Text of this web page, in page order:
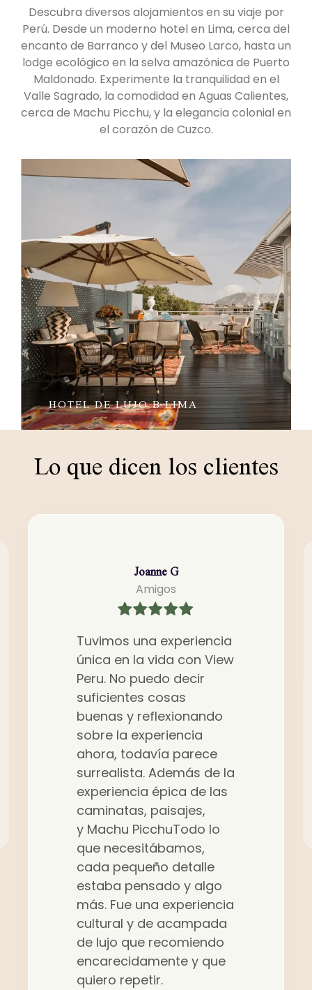
Descubra diversos alojamientos en su viaje por
Perú. Desde un moderno hotel en Lima, cerca del
encanto de Barranco y del Museo Larco, hasta un
lodge ecológico en la selva amazónica de Puerto
Maldonado. Experimente la tranquilidad en el
Valle Sagrado, la comodidad en Aguas Calientes,
cerca de Machu Picchu, y la elegancia colonial en
el corazón de Cuzco.
TAMBO DEL INKA, A LUXURY
COLLECTION RESORT & SPA,
VALLE SAGRADO
Lo que dicen los clientes
Joanne G
Amigos
Tuvimos una experiencia
única en la vida con View
Peru. No puedo decir
suficientes cosas
buenas y reflexionando
sobre la experiencia
ahora, todavía parece
surrealista. Además de la
experiencia épica de las
caminatas, paisajes,
y Machu PicchuTodo lo
que necesitábamos,
cada pequeño detalle
estaba pensado y algo
más. Fue una experiencia
cultural y de acampada
de lujo que recomiendo
encarecidamente y que
quiero repetir.